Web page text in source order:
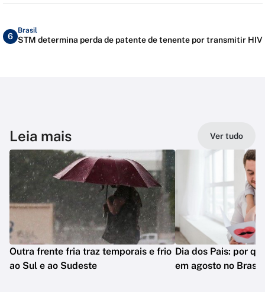
6
Brasil
STM determina perda de patente de tenente por transmitir HIV
Leia mais Ver tudo
Outra frente fria traz temporais e frio
ao Sul e ao Sudeste
Dia dos Pais: por
em agosto no